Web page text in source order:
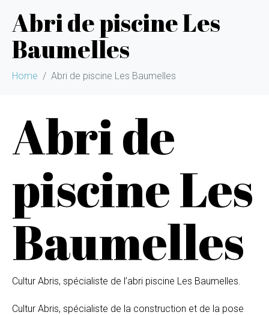
Abri de piscine Les
Baumelles
Home Abri de piscine Les Baumelles
Abri de
piscine Les
Baumelles
Cultur Abris, spécialiste de l’abri piscine Les Baumelles.
Cultur Abris, spécialiste de la construction et de la pose